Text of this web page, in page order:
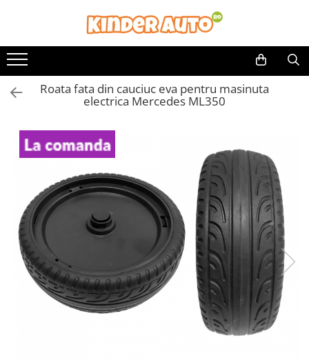
Toate Produsele
Produse in stoc
Masinute electrice
Motociclete electrice
ATV & UTV Electrice
Vehicule electrice adulti
Motociclete Drift-Trike
Masinute electrice Mercedes
Masinute electrice tip SUV
Piese & Accesorii
Jucarii RC cu telecomanda
Roata fata din cauciuc eva pentru masinuta
electrica Mercedes ML350